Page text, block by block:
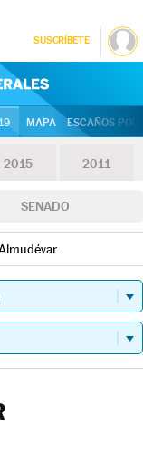
SUSCRÍBETE
MAPA ESCAÑOS
2015 2011
SENADO